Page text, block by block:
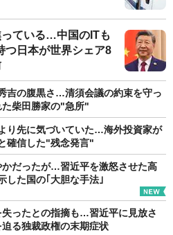
ている…中国のITも
つ日本が世界シェア8
吉の腹黒さ…清須会議の約束を守っ
柴田勝家の"急所"
り先に気づいていた…海外投資家が
確信した"残念発言"
だったが…習近平を激怒させた高
した国の｢大胆な手法｣
ったとの指摘も…習近平に見放さ
る独裁政権の末期症状